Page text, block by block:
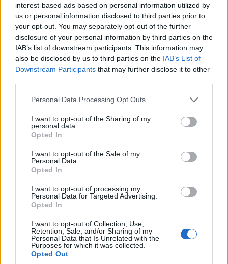
interest-based ads based on personal information utilized by
us or personal information disclosed to third parties prior to
your opt-out. You may separately opt-out of the further
disclosure of your personal information by third parties on the
IAB’s list of downstream participants. This information may
also be disclosed by us to third parties on the IAB’s List of
Downstream Participants that may further disclose it to other
Please note that this website/app uses one or more Google
not limited to your visit or usage behaviour. You may click to
grant or deny consent to Google and its third-party tags to
use your data for below specified purposes in below Google
consent section.
Personal Data Processing Opt Outs
I want to opt-out of the Sharing of my
personal data.
Opted In
I want to opt-out of the Sale of my
Personal Data.
Opted In
I want to opt-out of processing my
Personal Data for Targeted Advertising.
Opted In
I want to opt-out of Collection, Use,
Retention, Sale, and/or Sharing of my
Personal Data that Is Unrelated with the
Purposes for which it was collected.
Opted Out
ΚΥΠΡΟΣ
Η ΠΟΕ για τη μαύρη επέτειο από την τουρκική
εισβολή στην Κύπρο: «52 χρόνια κατοχής δεν
20/07/2026 - 11:40πμ
ΚΥΠΡΟΣ